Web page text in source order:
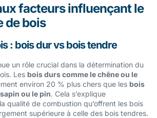
facteurs influençant le
de bois
: bois dur vs bois tendre
un rôle crucial dans la détermination du
Les bois durs comme le chêne ou le
environ 20 % plus chers que les bois
ou le pin. Cela s’explique
qualité de combustion qu’offrent les bois
supérieure à celle des bois tendres.